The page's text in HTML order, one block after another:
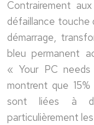
Contrairement
défaillance touche
démarrage,
bleu permanent
« Your PC
montrent que
sont liées à
particulièrement